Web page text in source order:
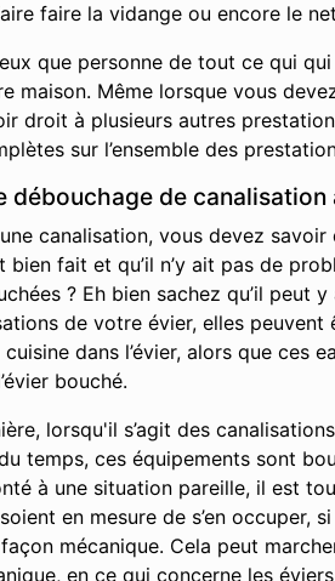
faire la vidange ou encore le
que personne de tout ce qui
maison. Même lorsque vous
droit à plusieurs autres
sur l’ensemble des
débouchage de canalisation
canalisation, vous devez
bien fait et qu’il n’y ait pas de
? Eh bien sachez qu’il peut
de votre évier, elles
dans l’évier, alors que ces
bouché.
lorsqu'il s’agit des
temps, ces équipements sont
à une situation pareille, il est
en mesure de s’en occuper,
mécanique. Cela peut
en ce qui concerne les